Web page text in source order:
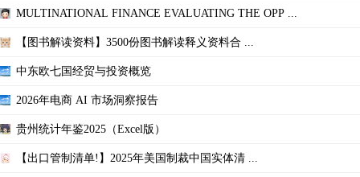
MULTINATIONAL FINANCE EVALUATING THE OPP ...
【图书解读资料】3500份图书解读释义资料合 ...
中东欧七国经贸与投资概览
2026年电商 AI 市场洞察报告
贵州统计年鉴2025（Excel版）
【出口管制清单!】2025年美国制裁中国实体清 ...